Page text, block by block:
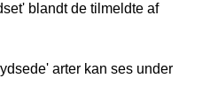
blandt de tilmeldte af
arter kan ses under